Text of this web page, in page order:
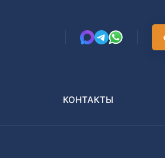
КОНТАКТЫ